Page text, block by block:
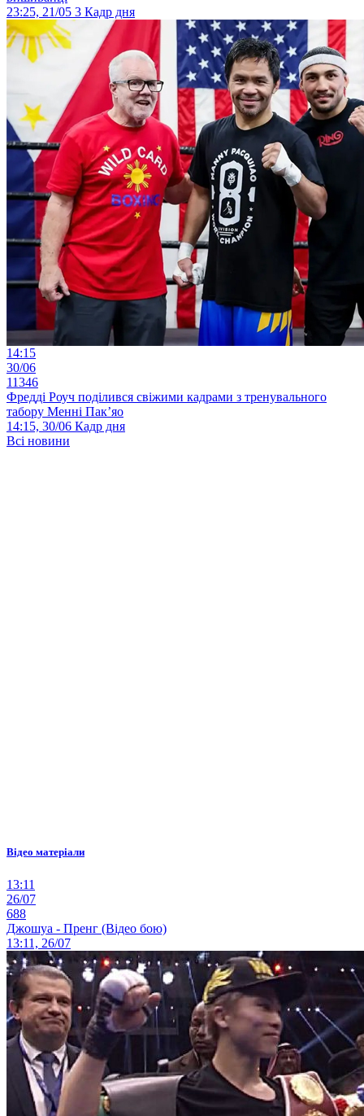
23:25, 21/05 3 Кадр дня
14:15
30/06
11346
Фредді Роуч поділився свіжими кадрами з тренувального
табору Менні Пак’яо
14:15, 30/06 Кадр дня
Всі новини
Відео матеріали
13:11
26/07
688
Джошуа - Пренг (Відео бою)
13:11, 26/07